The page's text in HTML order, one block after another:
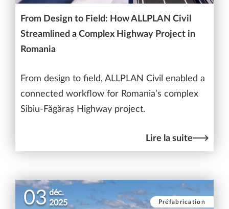
From Design to Field: How ALLPLAN Civil
Streamlined a Complex Highway Project in
Romania
From design to field, ALLPLAN Civil enabled a
connected workflow for Romania’s complex
Sibiu-Făgăraș Highway project.
Lire la suite
03 déc.
2025
Préfabrication